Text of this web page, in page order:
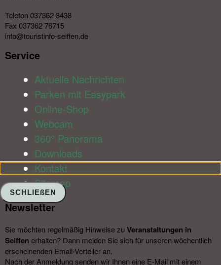
Telefon 037362 8438
Fax 037362 76715
info@touristinfo-seiffen.de
Service​
Aktuelle Nachrichten
Parken mit Easypark
Online-Shop
Webcam
360° Panorama
Downloads
Kontakt
Sitemap
Newsletter​
Sie möchten regelmäßig Hinweise zu Veranstal­tungen in
Seiffen erhalten? Dann melden Sie sich für unseren wöchentlich
erscheinenden Email-Verteiler an.
Nach der Anmeldung senden wir Ihnen eine E-Mail mit einem
SCHLIEßEN